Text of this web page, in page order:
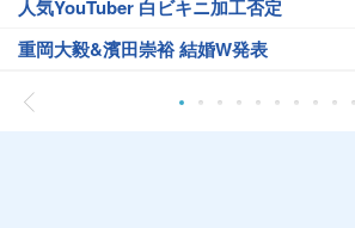
人気YouTuber 白ビキニ加工否定
重岡大毅&濱田崇裕 結婚W発表